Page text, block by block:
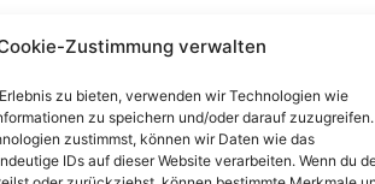
Zustimmung verwalten
zu bieten, verwenden wir Technologien wie
zu speichern und/oder darauf zuzugreifen.
zustimmst, können wir Daten wie das
IDs auf dieser Website verarbeiten. Wenn du